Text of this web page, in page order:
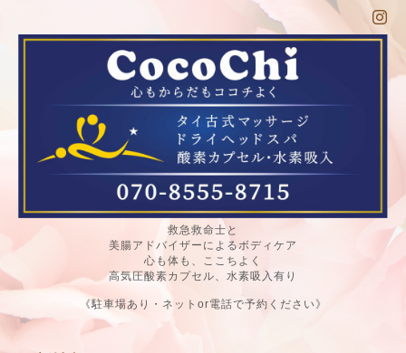
救急救命士と
美腸アドバイザーによるボディケア
心も体も、ここちよく
高気圧酸素カプセル、水素吸入有り
《駐車場あり・ネットor電話で予約ください》